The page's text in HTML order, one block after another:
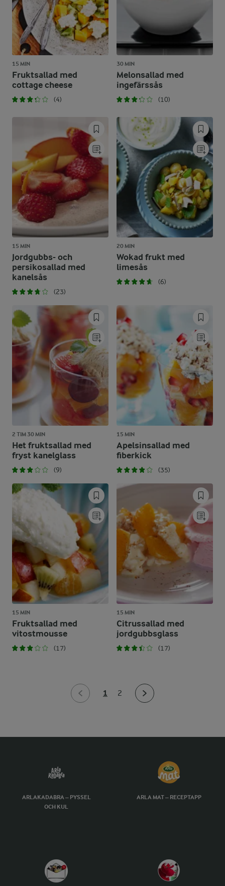
15 MIN
Fruktsallad med
cottage cheese
(4)
30 MIN
Melonsallad med
ingefärssås
(10)
15 MIN
Jordgubbs- och
persikosallad med
kanelsås
(23)
20 MIN
Wokad frukt med
limesås
(6)
2 TIM 30 MIN
Het fruktsallad med
fryst kanelglass
(9)
15 MIN
Apelsinsallad med
fiberkick
(35)
15 MIN
Fruktsallad med
vitostmousse
(17)
15 MIN
Citrussallad med
jordgubbsglass
(17)
1 2
ARLAKADABRA – PYSSEL
OCH KUL
ARLA MAT – RECEPTAPP